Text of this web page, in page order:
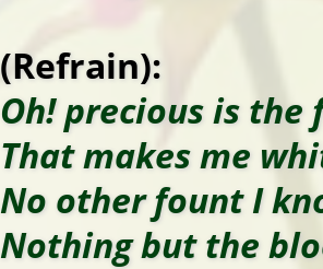
(Refrain):
Oh! precious is the
That makes me
No other fount I
Nothing but the